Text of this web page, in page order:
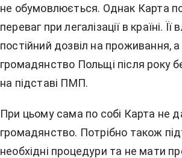
не обумовлюється. Однак Карта
переваг при легалізації в країні.
постійний дозвіл на проживання,
громадянство Польщі після року
на підставі ПМП.
При цьому сама по собі Карта не
громадянство. Потрібно також
необхідні процедури та не мати